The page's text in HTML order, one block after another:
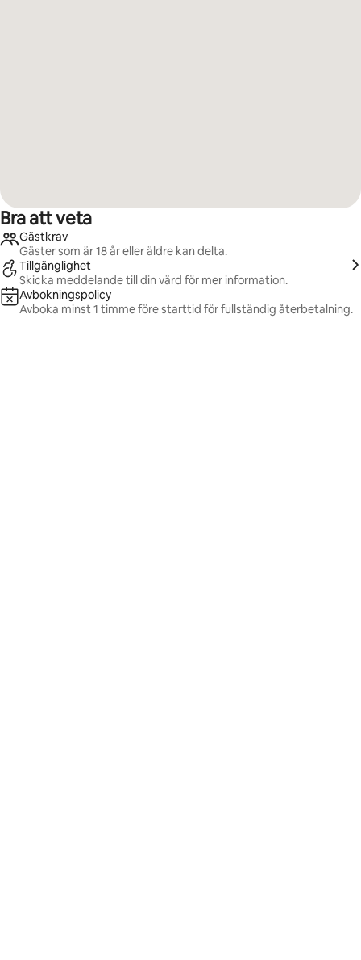
Bra att veta
Gästkrav
Gäster som är 18 år eller äldre kan delta.
Tillgänglighet
Skicka meddelande till din värd för mer information.
Avbokningspolicy
Avboka minst 1 timme före starttid för fullständig återbetalning.